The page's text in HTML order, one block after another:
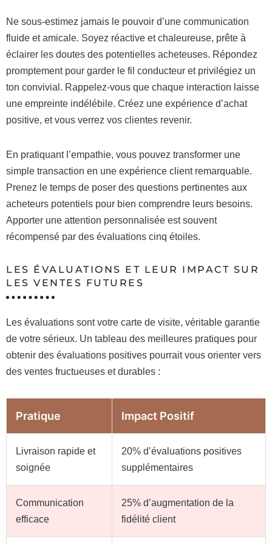
Ne sous-estimez jamais le pouvoir d’une communication
fluide et amicale. Soyez réactive et chaleureuse, prête à
éclairer les doutes des potentielles acheteuses. Répondez
promptement pour garder le fil conducteur et privilégiez un
ton convivial. Rappelez-vous que chaque interaction laisse
une empreinte indélébile. Créez une expérience d’achat
positive, et vous verrez vos clientes revenir.
En pratiquant l’empathie, vous pouvez transformer une
simple transaction en une expérience client remarquable.
Prenez le temps de poser des questions pertinentes aux
acheteurs potentiels pour bien comprendre leurs besoins.
Apporter une attention personnalisée est souvent
récompensé par des évaluations cinq étoiles.
LES ÉVALUATIONS ET LEUR IMPACT SUR
LES VENTES FUTURES
Les évaluations sont votre carte de visite, véritable garantie
de votre sérieux. Un tableau des meilleures pratiques pour
obtenir des évaluations positives pourrait vous orienter vers
des ventes fructueuses et durables :
Pratique Impact Positif
Livraison rapide et
soignée
20% d’évaluations positives
supplémentaires
Communication
efficace
25% d’augmentation de la
fidélité client